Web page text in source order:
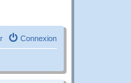
Connexion